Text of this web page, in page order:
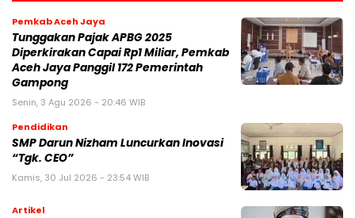
Pemkab Aceh Jaya
Tunggakan Pajak APBG 2025
Diperkirakan Capai Rp1 Miliar, Pemkab
Aceh Jaya Panggil 172 Pemerintah
Gampong
Senin, 3 Agu 2026 - 20:46 WIB
Pendidikan
SMP Darun Nizham Luncurkan Inovasi
“Tgk. CEO”
Kamis, 30 Jul 2026 - 23:54 WIB
Artikel